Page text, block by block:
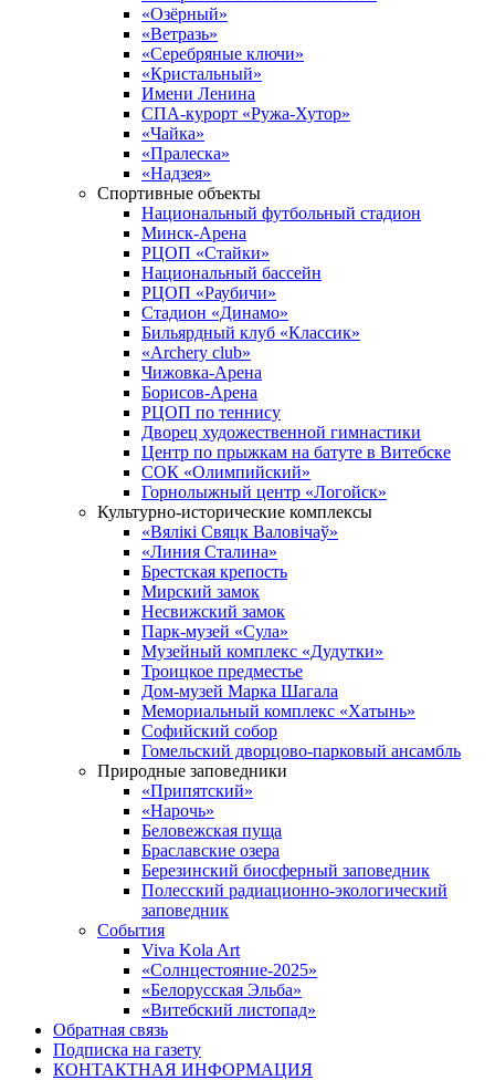
«Озёрный»
«Ветразь»
«Серебряные ключи»
«Кристальный»
Имени Ленина
СПА-курорт «Ружа-Хутор»
«Чайка»
«Пралеска»
«Надзея»
Спортивные объекты
Национальный футбольный стадион
Минск-Арена
РЦОП «Стайки»
Национальный бассейн
РЦОП «Раубичи»
Стадион «Динамо»
Бильярдный клуб «Классик»
«Archery club»
Чижовка-Арена
Борисов-Арена
РЦОП по теннису
Дворец художественной гимнастики
Центр по прыжкам на батуте в Витебске
СОК «Олимпийский»
Горнолыжный центр «Логойск»
Культурно-исторические комплексы
«Вялікі Свяцк Валовічаў»
«Линия Сталина»
Брестская крепость
Мирский замок
Несвижский замок
Парк-музей «Сула»
Музейный комплекс «Дудутки»
Троицкое предместье
Дом-музей Марка Шагала
Мемориальный комплекс «Хатынь»
Софийский собор
Гомельский дворцово-парковый ансамбль
Природные заповедники
«Припятский»
«Нарочь»
Беловежская пуща
Браславские озера
Березинский биосферный заповедник
Полесский радиационно-экологический
заповедник
События
Viva Kola Art
«Солнцестояние-2025»
«Белорусская Эльба»
«Витебский листопад»
Обратная связь
Подписка на газету
КОНТАКТНАЯ ИНФОРМАЦИЯ